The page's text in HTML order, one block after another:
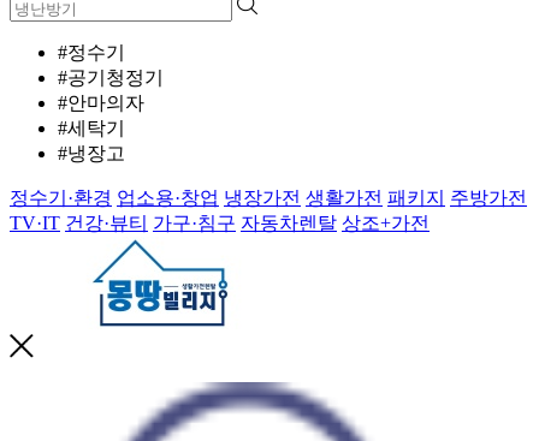
#정수기
#공기청정기
#안마의자
#세탁기
#냉장고
정수기·환경 업소용·창업 냉장가전 생활가전 패키지
주방가전
TV·IT 건강·뷰티 가구·침구 자동차렌탈 상조+가전